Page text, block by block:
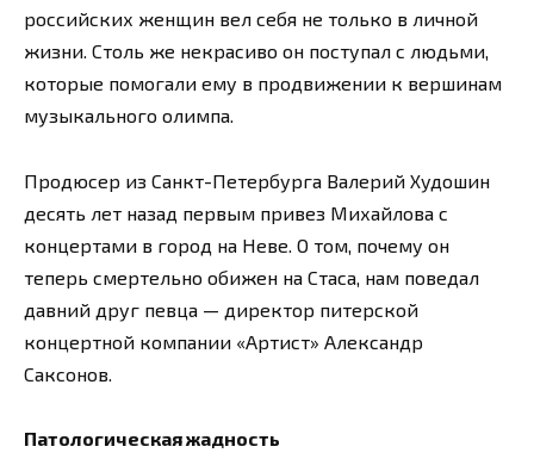
российских женщин вел себя не только в личной
жизни. Столь же некрасиво он поступал с людьми,
которые помогали ему в продвижении к вершинам
музыкального олимпа.
Продюсер из Санкт-Петербурга Валерий Худошин
десять лет назад первым привез Михайлова с
концертами в город на Неве. О том, почему он
теперь смертельно обижен на Стаса, нам поведал
давний друг певца — директор питерской
концертной компании «Артист» Александр
Саксонов.
Патологическая жадность